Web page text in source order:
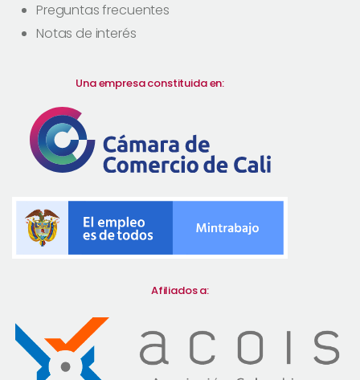
Preguntas frecuentes
Notas de interés
Una empresa constituida en:
Afiliados a: